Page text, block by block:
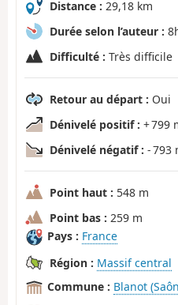
Distance : 29,18 km
Durée selon l’auteur :
Difficulté : Très difficile
Retour au départ : Oui
Dénivelé positif : + 799
Dénivelé négatif : - 793
Point haut : 548 m
Point bas : 259 m
Pays : France
Région : Massif central
Commune : Blanot